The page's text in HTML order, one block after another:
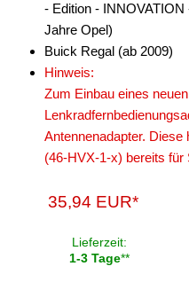
Lautsprecherringe
Lenkradadapter
Marderschutz
Multimediainterface
Parkscheiben
für Acura
- Edition -
Jahre Opel)
Buick Regal (ab 2009)
Hinweis:
Zum Einbau eines
Antennenadapter.
(46-HVX-1-x) bereits
35,94 EUR*
Lieferzeit:
1-3 Tage**